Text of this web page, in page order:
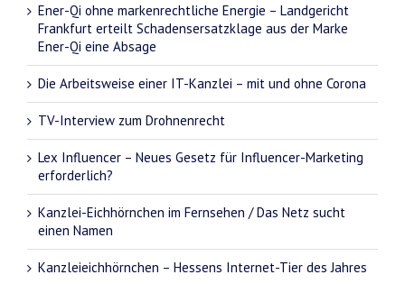
Ener-Qi ohne markenrechtliche Energie – Landgericht
Frankfurt erteilt Schadensersatzklage aus der Marke
Ener-Qi eine Absage
Die Arbeitsweise einer IT-Kanzlei – mit und ohne Corona
TV-Interview zum Drohnenrecht
Lex Influencer – Neues Gesetz für Influencer-Marketing
erforderlich?
Kanzlei-Eichhörnchen im Fernsehen / Das Netz sucht
einen Namen
Kanzleieichhörnchen – Hessens Internet-Tier des Jahres